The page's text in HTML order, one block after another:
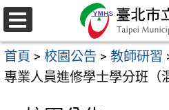
跳
至
主
要
選
單
首頁 > 校園公告 > 教師研習
專業人員進修學士學分班（